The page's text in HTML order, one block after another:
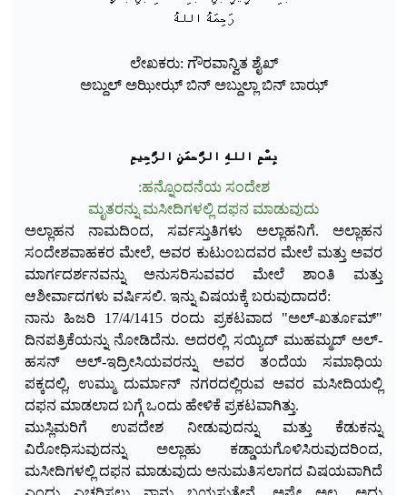
رَحِمَهُ اللهُ
ಲೇಖಕರು: ಗೌರವಾನ್ವಿತ ಶೈಖ್
ಅಬ್ದುಲ್ ಅಝೀಝ್ ಬಿನ್ ಅಬ್ದುಲ್ಲಾ ಬಿನ್ ಬಾಝ್
بسم الله الرحمن الرحيم
ಹನ್ನೊಂದನೆಯ ಸಂದೇಶ:
ಮೃತರನ್ನು ಮಸೀದಿಗಳಲ್ಲಿ ದಫನ ಮಾಡುವುದು
ಅಲ್ಲಾಹನ ನಾಮದಿಂದ, ಸರ್ವಸ್ತುತಿಗಳು ಅಲ್ಲಾಹನಿಗೆ. ಅಲ್ಲಾಹನ
ಸಂದೇಶವಾಹಕರ ಮೇಲೆ, ಅವರ ಕುಟುಂಬದವರ ಮೇಲೆ ಮತ್ತು ಅವರ
ಮಾರ್ಗದರ್ಶನವನ್ನು ಅನುಸರಿಸುವವರ ಮೇಲೆ ಶಾಂತಿ ಮತ್ತು
ಆಶೀರ್ವಾದಗಳು ವರ್ಷಿಸಲಿ. ಇನ್ನು ವಿಷಯಕ್ಕೆ ಬರುವುದಾದರೆ:
ನಾನು ಹಿಜರಿ 17/4/1415 ರಂದು ಪ್ರಕಟವಾದ "ಅಲ್-ಖರ್ತೂಮ್"
ದಿನಪತ್ರಿಕೆಯನ್ನು ನೋಡಿದೆನು. ಅದರಲ್ಲಿ ಸಯ್ಯಿದ್ ಮುಹಮ್ಮದ್ ಅಲ್-
ಹಸನ್ ಅಲ್-ಇದ್ರೀಸಿಯವರನ್ನು ಅವರ ತಂದೆಯ ಸಮಾಧಿಯ
ಪಕ್ಕದಲ್ಲಿ, ಉಮ್ಮು ದುರ್ಮಾನ್ ನಗರದಲ್ಲಿರುವ ಅವರ ಮಸೀದಿಯಲ್ಲಿ
ದಫನ ಮಾಡಲಾದ ಬಗ್ಗೆ ಒಂದು ಹೇಳಿಕೆ ಪ್ರಕಟವಾಗಿತ್ತು.
ಮುಸ್ಲಿಮರಿಗೆ ಉಪದೇಶ ನೀಡುವುದನ್ನು ಮತ್ತು ಕೆಡುಕನ್ನು
ವಿರೋಧಿಸುವುದನ್ನು ಅಲ್ಲಾಹು ಕಡ್ಡಾಯಗೊಳಿಸಿರುವುದರಿಂದ,
ಮಸೀದಿಗಳಲ್ಲಿ ದಫನ ಮಾಡುವುದು ಅನುಮತಿಸಲಾಗದ ವಿಷಯವಾಗಿದೆ